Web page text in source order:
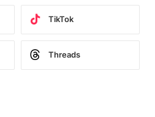
TikTok
Threads